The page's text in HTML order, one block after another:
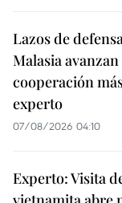
Lazos de
Malasia
cooperación
experto
07/08/2026 04:10
Experto: Visita